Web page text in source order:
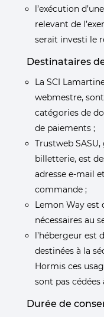
l’exécution
relevant de
serait investi le
Destinataires
La SCI
webmestre,
catégories de
de paiements ;
Trustweb
billetterie, est
adresse e-mail
commande ;
Lemon Way est
nécessaires au
l’hébergeur est
destinées à la
Hormis ces
sont pas cédées
Durée de